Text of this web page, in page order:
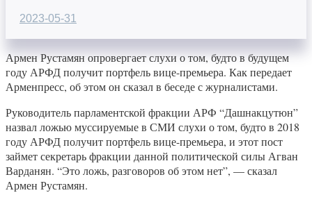
2023-05-31
Армен Рустамян опровергает слухи о том, будто в будущем
году АРФД получит портфель вице-премьера. Как передает
Арменпресс, об этом он сказал в беседе с журналистами.
Руководитель парламентской фракции АРФ “Дашнакцутюн”
назвал ложью муссируемые в СМИ слухи о том, будто в 2018
году АРФД получит портфель вице-премьера, и этот пост
займет секретарь фракции данной политической силы Агван
Варданян. “Это ложь, разговоров об этом нет”, — сказал
Армен Рустамян.